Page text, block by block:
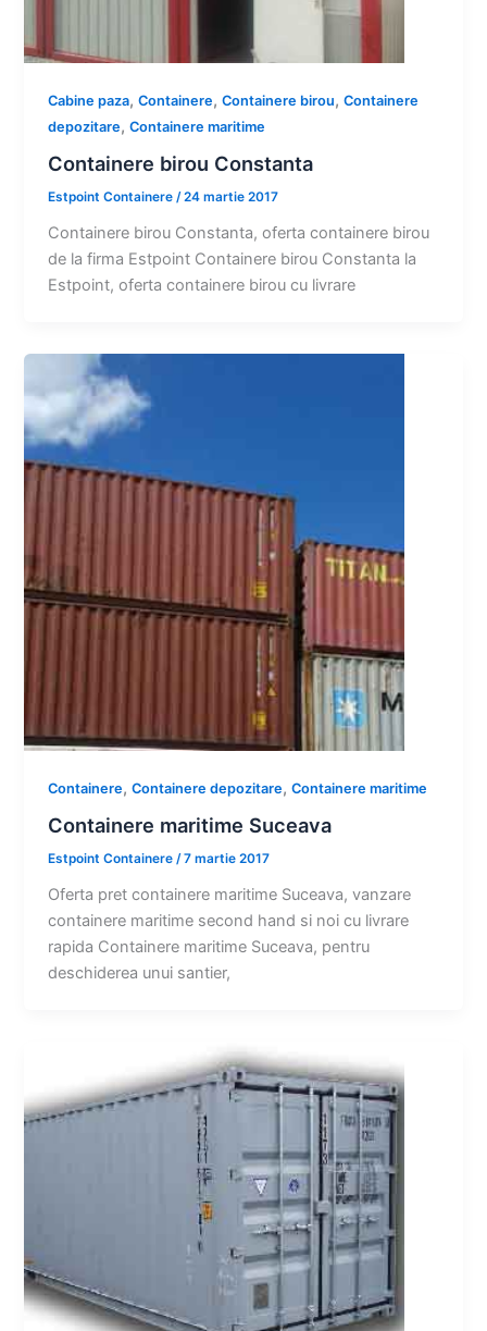
Cabine paza,Containere,Containere birou,Containere
depozitare,Containere maritime
Containere birou Constanta
Estpoint Containere/24 martie 2017
Containere birou Constanta, oferta containere birou
de la firma Estpoint Containere birou Constanta la
Estpoint, oferta containere birou cu livrare
Containere,Containere depozitare,Containere maritime
Containere maritime Suceava
Estpoint Containere/7 martie 2017
Oferta pret containere maritime Suceava, vanzare
containere maritime second hand si noi cu livrare
rapida Containere maritime Suceava, pentru
deschiderea unui santier,